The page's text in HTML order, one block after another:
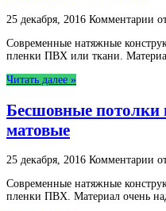
25 декабря, 2016 Комментарии к
—
Современные натяжные
пленки ПВХ или ткани.
Читать далее »
Бесшовные
матовые
25 декабря, 2016 Комментарии к
Современные натяжные
пленки ПВХ. Материал очень